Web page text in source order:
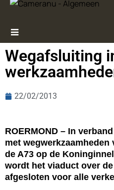
Wegafsluiting
22/02/2013
ROERMOND – In verband
met
de A73 op de
wordt het viaduct over
afgesloten voor alle